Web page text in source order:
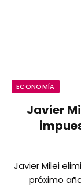
ECONOMÍA
Javier
Javier Milei
próximo